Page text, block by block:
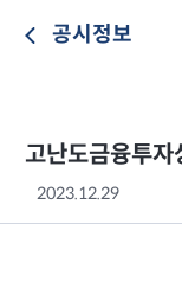
공시정보
고난도금융투
2023.12.29